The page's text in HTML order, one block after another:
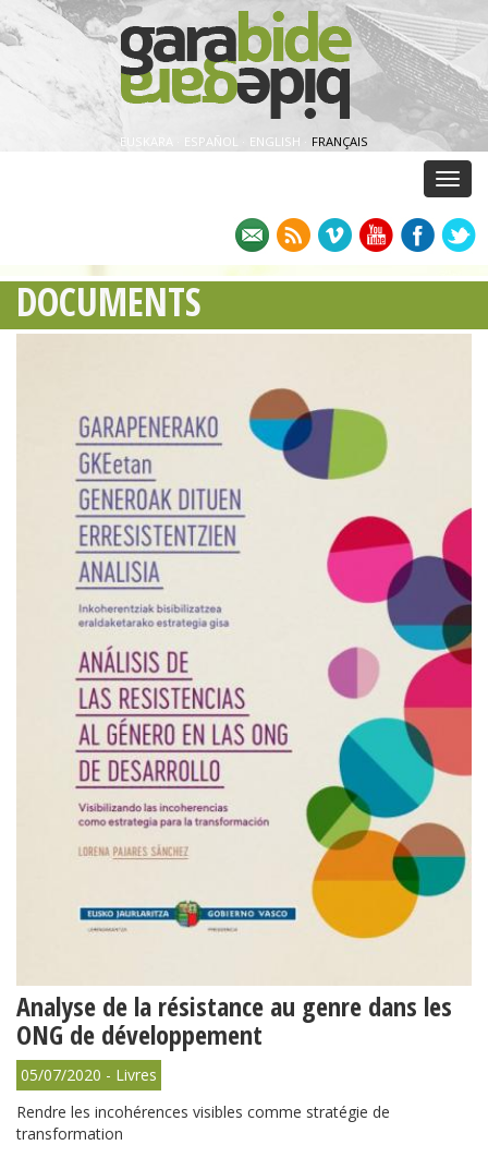
EUSKARA ESPAÑOL · ENGLISH · FRANÇAIS
DOCUMENTS
Analyse de la résistance au genre dans les
ONG de développement
05/07/2020 - Livres
Rendre les incohérences visibles comme stratégie de
transformation